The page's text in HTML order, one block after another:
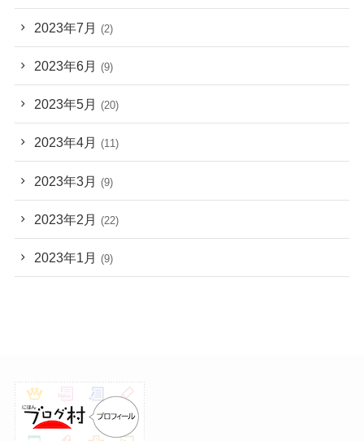
2023年7月 (2)
2023年6月 (9)
2023年5月 (20)
2023年4月 (11)
2023年3月 (9)
2023年2月 (22)
2023年1月 (9)